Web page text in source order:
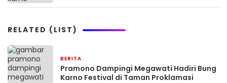
RELATED (LIST)
BERITA
Pramono Dampingi Megawati Hadiri Bung
Karno Festival di Taman Proklamasi